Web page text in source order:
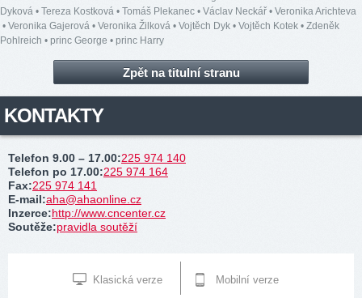
Dyková • Tereza Kostková • Tomáš Plekanec • Václav Neckář • Veronika Arichteva
• Veronika Gajerová • Veronika Žilková • Vojtěch Dyk • Vojtěch Kotek • Zdeněk
Pohlreich • princ George • princ Harry
Zpět na titulní stranu
KONTAKTY
Telefon 9.00 – 17.00:225 974 140
Telefon po 17.00:225 974 164
Fax:225 974 141
E-mail:aha@ahaonline.cz
Inzerce:http://www.cncenter.cz
Soutěže:pravidla soutěží
Klasická verze Mobilní verze